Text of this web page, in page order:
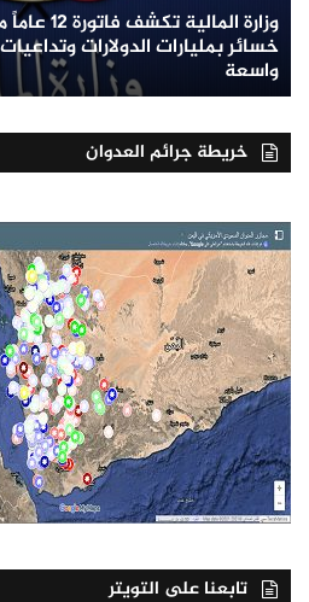
وزارة
خسائر بمليارات الدولارات
واسعة
خريطة جرائم العدوان
تابعنا على التويتر